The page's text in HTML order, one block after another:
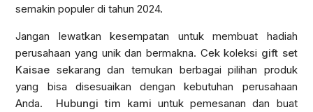
semakin populer di tahun 2024.
Jangan lewatkan kesempatan untuk membuat hadiah
perusahaan yang unik dan bermakna. Cek koleksi gift set
Kaisae sekarang dan temukan berbagai pilihan produk
yang bisa disesuaikan dengan kebutuhan perusahaan
Anda. Hubungi tim kamiuntuk pemesanan dan buat